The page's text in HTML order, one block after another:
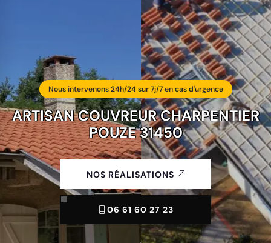
Nous intervenons 24h/24 sur 7j/7 en cas d'urgence
ARTISAN COUVREUR CHARPENTIER
POUZE 31450
NOS RÉALISATIONS
06 61 60 27 23